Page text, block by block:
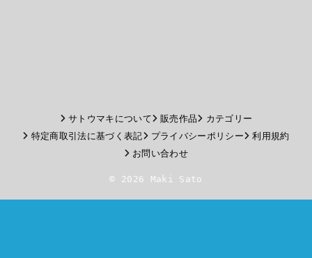
サトウマキについて 販売作品
カテゴリー
特定商取引法に基づく表記
プライバシーポリシー
利用規約
お問い合わせ
© 2026 Maki Sato